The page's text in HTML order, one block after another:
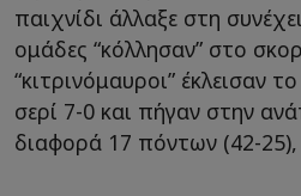
παιχνίδι άλλαξε στη
ομάδες “κόλλησαν” στο
“κιτρινόμαυροι” έκλεισαν
σερί 7-0 και πήγαν στην
διαφορά 17 πόντων (42-25),